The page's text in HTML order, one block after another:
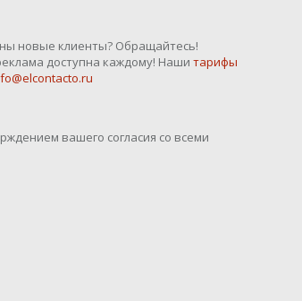
новые клиенты? Обращайтесь!
доступна каждому! Наши тарифы
вашего согласия со всеми